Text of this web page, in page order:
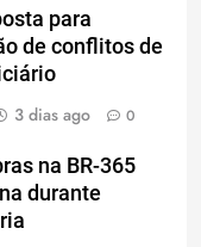
para
de conflitos de
3 dias ago 0
na BR-365
durante